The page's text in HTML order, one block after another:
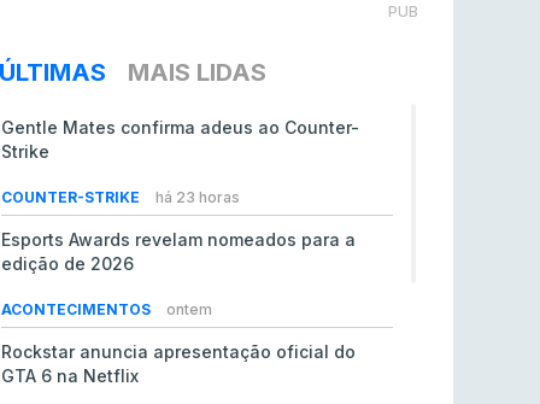
PUB
ÚLTIMAS MAIS LIDAS
Gentle Mates confirma adeus ao Counter-
Strike
COUNTER-STRIKE há 23 horas
Esports Awards revelam nomeados para a
edição de 2026
ACONTECIMENTOS ontem
Rockstar anuncia apresentação oficial do
GTA 6 na Netflix